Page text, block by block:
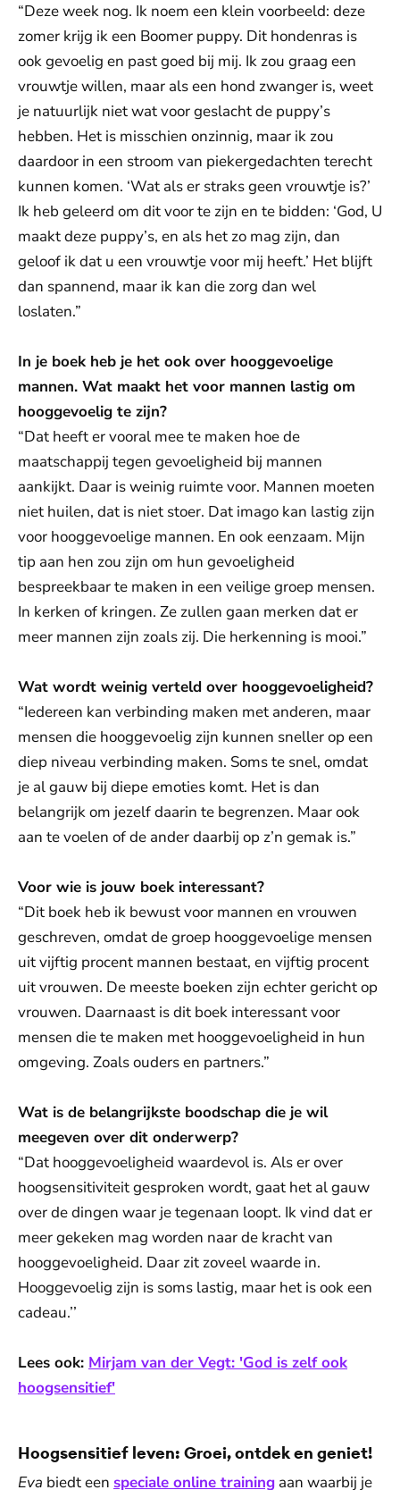
“Deze week nog. Ik noem een klein voorbeeld: deze
zomer krijg ik een Boomer puppy. Dit hondenras is
ook gevoelig en past goed bij mij. Ik zou graag een
vrouwtje willen, maar als een hond zwanger is, weet
je natuurlijk niet wat voor geslacht de puppy’s
hebben. Het is misschien onzinnig, maar ik zou
daardoor in een stroom van piekergedachten terecht
kunnen komen. ‘Wat als er straks geen vrouwtje is?’
Ik heb geleerd om dit voor te zijn en te bidden: ‘God, U
maakt deze puppy’s, en als het zo mag zijn, dan
geloof ik dat u een vrouwtje voor mij heeft.’ Het blijft
dan spannend, maar ik kan die zorg dan wel
loslaten.”
In je boek heb je het ook over hooggevoelige
mannen. Wat maakt het voor mannen lastig om
hooggevoelig te zijn?
“Dat heeft er vooral mee te maken hoe de
maatschappij tegen gevoeligheid bij mannen
aankijkt. Daar is weinig ruimte voor. Mannen moeten
niet huilen, dat is niet stoer. Dat imago kan lastig zijn
voor hooggevoelige mannen. En ook eenzaam. Mijn
tip aan hen zou zijn om hun gevoeligheid
bespreekbaar te maken in een veilige groep mensen.
In kerken of kringen. Ze zullen gaan merken dat er
meer mannen zijn zoals zij. Die herkenning is mooi.”
Wat wordt weinig verteld over hooggevoeligheid?
“Iedereen kan verbinding maken met anderen, maar
mensen die hooggevoelig zijn kunnen sneller op een
diep niveau verbinding maken. Soms te snel, omdat
je al gauw bij diepe emoties komt. Het is dan
belangrijk om jezelf daarin te begrenzen. Maar ook
aan te voelen of de ander daarbij op z’n gemak is.”
Voor wie is jouw boek interessant?
“Dit boek heb ik bewust voor mannen en vrouwen
geschreven, omdat de groep hooggevoelige mensen
uit vijftig procent mannen bestaat, en vijftig procent
uit vrouwen. De meeste boeken zijn echter gericht op
vrouwen. Daarnaast is dit boek interessant voor
mensen die te maken met hooggevoeligheid in hun
omgeving. Zoals ouders en partners.”
Wat is de belangrijkste boodschap die je wil
meegeven over dit onderwerp?
“Dat hooggevoeligheid waardevol is. Als er over
hoogsensitiviteit gesproken wordt, gaat het al gauw
over de dingen waar je tegenaan loopt. Ik vind dat er
meer gekeken mag worden naar de kracht van
hooggevoeligheid. Daar zit zoveel waarde in.
Hooggevoelig zijn is soms lastig, maar het is ook een
cadeau.’’
Lees ook: Mirjam van der Vegt: 'God is zelf ook
hoogsensitief'
Hoogsensitief leven: Groei, ontdek en geniet!
Eva biedt een speciale online training aan waarbij je